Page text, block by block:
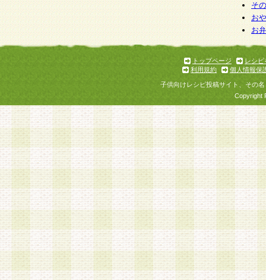
個人情報を与えることは任意ですが、個人情報
意をいただけない場合には、当社のサービスの
お問い合わせ・ご相談への対応ができない場合
そ
お
お
トップページ
レシピ
利用規約
個人情報保
子供向けレシピ投稿サイト、その
Copyright